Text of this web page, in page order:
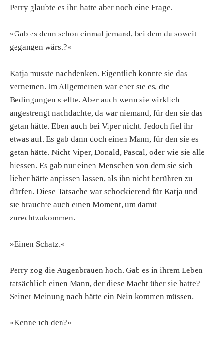
Perry glaubte es ihr, hatte aber noch eine Frage.
»Gab es denn schon einmal jemand, bei dem du soweit
gegangen wärst?«
Katja musste nachdenken. Eigentlich konnte sie das
verneinen. Im Allgemeinen war eher sie es, die
Bedingungen stellte. Aber auch wenn sie wirklich
angestrengt nachdachte, da war niemand, für den sie das
getan hätte. Eben auch bei Viper nicht. Jedoch fiel ihr
etwas auf. Es gab dann doch einen Mann, für den sie es
getan hätte. Nicht Viper, Donald, Pascal, oder wie sie alle
hiessen. Es gab nur einen Menschen von dem sie sich
lieber hätte anpissen lassen, als ihn nicht berühren zu
dürfen. Diese Tatsache war schockierend für Katja und
sie brauchte auch einen Moment, um damit
zurechtzukommen.
»Einen Schatz.«
Perry zog die Augenbrauen hoch. Gab es in ihrem Leben
tatsächlich einen Mann, der diese Macht über sie hatte?
Seiner Meinung nach hätte ein Nein kommen müssen.
»Kenne ich den?«